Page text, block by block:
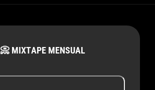
📀 MIXTAPE MENSUAL